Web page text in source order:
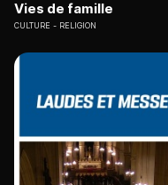
Vies de famille
CULTURE RELIGION